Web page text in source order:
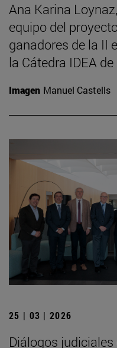
Ana Karina
equipo del
ganadores de la II
la Cátedra IDEA
Imagen Manuel Castells
25 | 03 | 2026
Diálogos